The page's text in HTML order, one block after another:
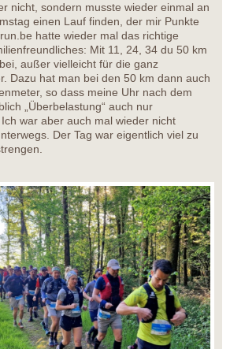
nicht, sondern musste wieder einmal an
einen Lauf finden, der mir Punkte
hatte wieder mal das richtige
Mit 11, 24, 34 du 50 km
außer vielleicht für die ganz
Dazu hat man bei den 50 km dann auch
so dass meine Uhr nach dem
„Überbelastung“ auch nur
war aber auch mal wieder nicht
Der Tag war eigentlich viel zu